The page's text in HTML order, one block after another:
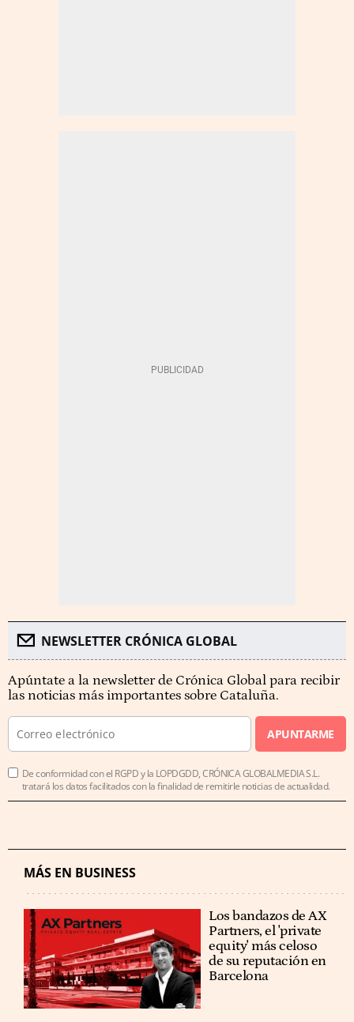
NEWSLETTER CRÓNICA GLOBAL
Apúntate a la newsletter de Crónica Global para recibir
las noticias más importantes sobre Cataluña.
APUNTARME
De conformidad con el RGPD y la LOPDGDD, CRÓNICA GLOBALMEDIA S.L.
tratará los datos facilitados con la finalidad de remitirle noticias de actualidad.
MÁS EN BUSINESS
Los bandazos de AX
Partners, el 'private
equity' más celoso
de su reputación en
Barcelona